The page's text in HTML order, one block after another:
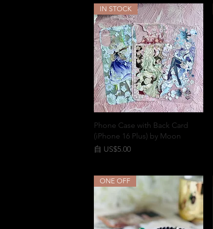
快速瀏覽
IN STOCK
Phone Case with Back Card
(iPhone 16 Plus) by Moon
自 US$5.00
促銷價格
ONE OFF